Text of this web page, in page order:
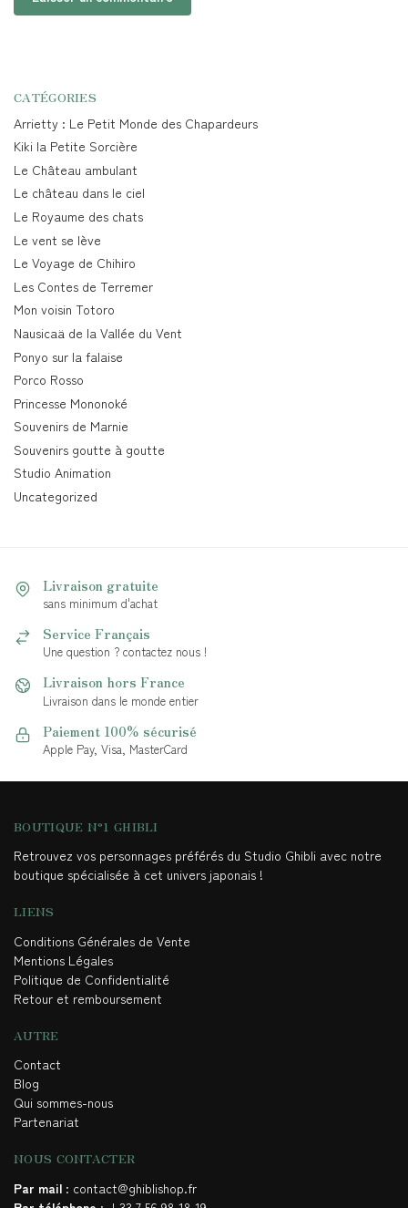
CATÉGORIES
Arrietty : Le Petit Monde des Chapardeurs
Kiki la Petite Sorcière
Le Château ambulant
Le château dans le ciel
Le Royaume des chats
Le vent se lève
Le Voyage de Chihiro
Les Contes de Terremer
Mon voisin Totoro
Nausicaä de la Vallée du Vent
Ponyo sur la falaise
Porco Rosso
Princesse Mononoké
Souvenirs de Marnie
Souvenirs goutte à goutte
Studio Animation
Uncategorized
Livraison gratuite
sans minimum d'achat
Service Français
Une question ? contactez nous !
Livraison hors France
Livraison dans le monde entier
Paiement 100% sécurisé
Apple Pay, Visa, MasterCard
BOUTIQUE N°1 GHIBLI
Retrouvez vos personnages préférés du Studio Ghibli avec notre
boutique spécialisée à cet univers japonais !
LIENS
Conditions Générales de Vente
Mentions Légales
Politique de Confidentialité
Retour et remboursement
AUTRE
Contact
Blog
Qui sommes-nous
Partenariat
NOUS CONTACTER
Par mail : contact@ghiblishop.fr